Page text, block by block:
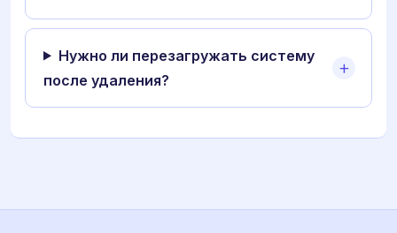
Нужно ли перезагружать систему
после удаления?